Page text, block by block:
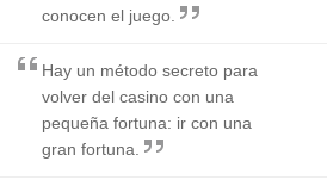
conocen el juego.
Hay un método secreto para
volver del casino con una
pequeña fortuna: ir con una
gran fortuna.